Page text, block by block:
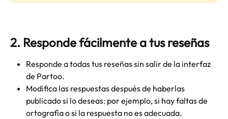
2. Responde fácilmente a tus reseñas
Responde a todas tus reseñas sin salir de la interfaz
de Partoo.
Modifica las respuestas después de haberlas
publicado si lo deseas: por ejemplo, si hay faltas de
ortografía o si la respuesta no es adecuada.